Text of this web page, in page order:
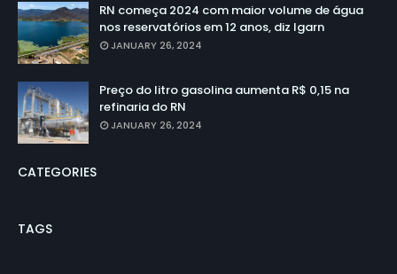
RN começa 2024 com maior volume de água
nos reservatórios em 12 anos, diz Igarn
JANUARY 26, 2024
Preço do litro gasolina aumenta R$ 0,15 na
refinaria do RN
JANUARY 26, 2024
CATEGORIES
TAGS